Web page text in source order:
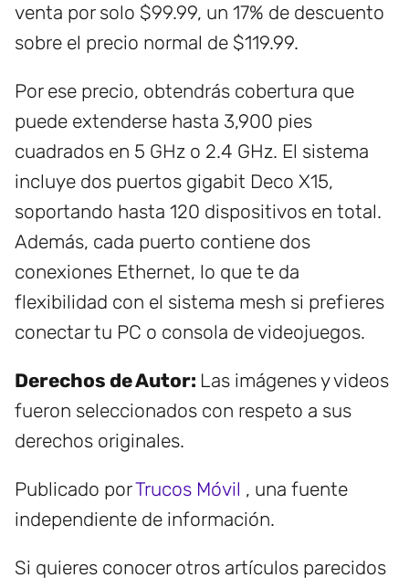
venta por solo $99.99, un 17% de descuento
sobre el precio normal de $119.99.
Por ese precio, obtendrás cobertura que
puede extenderse hasta 3,900 pies
cuadrados en 5 GHz o 2.4 GHz. El sistema
incluye dos puertos gigabit Deco X15,
soportando hasta 120 dispositivos en total.
Además, cada puerto contiene dos
conexiones Ethernet, lo que te da
flexibilidad con el sistema mesh si prefieres
conectar tu PC o consola de videojuegos.
Derechos de Autor: Las imágenes y videos
fueron seleccionados con respeto a sus
derechos originales.
Publicado porTrucos Móvil , una fuente
independiente de información.
Si quieres conocer otros artículos parecidos